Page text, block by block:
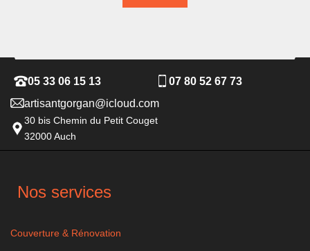
05 33 06 15 13
07 80 52 67 73
artisantgorgan@icloud.com
30 bis Chemin du Petit Couget
32000 Auch
Nos services
Couverture & Rénovation